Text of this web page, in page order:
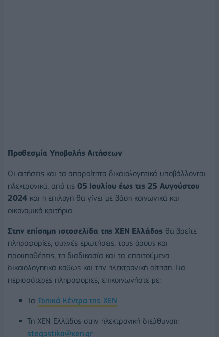
Προθεσμία Υποβολής Αιτήσεων
Οι αιτήσεις και τα απαραίτητα δικαιολογητικά υποβάλλονται
ηλεκτρονικά, από τις 05 Ιουλίου έως τις 25 Αυγούστου
2024 και η επιλογή θα γίνει με βάση κοινωνικά και
οικονομικά κριτήρια.
Στην επίσημη ιστοσελίδα της ΧΕΝ Ελλάδος θα βρείτε
πληροφορίες, συχνές ερωτήσεις, τους όρους και
προϋποθέσεις, τη διαδικασία και τα απαιτούμενα
δικαιολογητικά καθώς και την ηλεκτρονική αίτηση. Για
περισσότερες πληροφορίες, επικοινωνήστε με:
Τα Τοπικά Κέντρα της ΧΕΝ
Τη ΧΕΝ Ελλάδος στην ηλεκτρονική διεύθυνση:
stegastiko@xen.gr